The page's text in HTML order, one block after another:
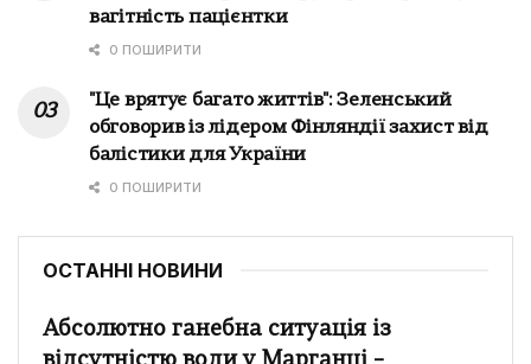
вагітність пацієнтки
0 ПОШИРИТИ
"Це врятує багато життів": Зеленський
обговорив із лідером Фінляндії захист від
балістики для України
0 ПОШИРИТИ
ОСТАННІ НОВИНИ
Абсолютно ганебна ситуація із